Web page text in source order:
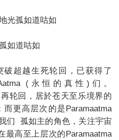
孤如道咕如
如道咕如
超越生死轮回，已获得了
(永恒的真性)们。
轮回，居於苍天至乐境界的
更高层次的是Paramaatma
们 孤如主的角色，关注宇宙
最高至上层次的Paramaatma